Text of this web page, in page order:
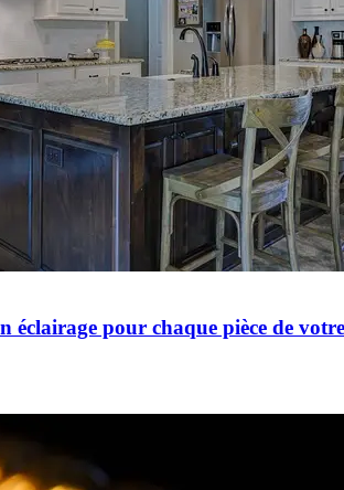
éclairage pour chaque pièce de